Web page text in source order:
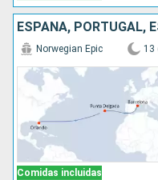
ESPAÑA, PORTUGAL,
Comidas incluidas
Norwegian Epic 13